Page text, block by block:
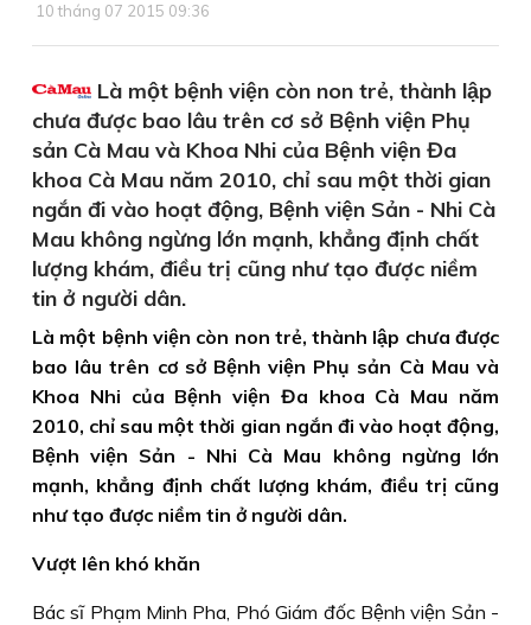
10 tháng 07 2015 09:36
Là một bệnh viện còn non trẻ, thành lập
chưa được bao lâu trên cơ sở Bệnh viện Phụ
sản Cà Mau và Khoa Nhi của Bệnh viện Đa
khoa Cà Mau năm 2010, chỉ sau một thời gian
ngắn đi vào hoạt động, Bệnh viện Sản - Nhi Cà
Mau không ngừng lớn mạnh, khẳng định chất
lượng khám, điều trị cũng như tạo được niềm
tin ở người dân.
Là một bệnh viện còn non trẻ, thành lập chưa được
bao lâu trên cơ sở Bệnh viện Phụ sản Cà Mau và
Khoa Nhi của Bệnh viện Đa khoa Cà Mau năm
2010, chỉ sau một thời gian ngắn đi vào hoạt động,
Bệnh viện Sản - Nhi Cà Mau không ngừng lớn
mạnh, khẳng định chất lượng khám, điều trị cũng
như tạo được niềm tin ở người dân.
Vượt lên khó khăn
Bác sĩ Phạm Minh Pha, Phó Giám đốc Bệnh viện Sản -